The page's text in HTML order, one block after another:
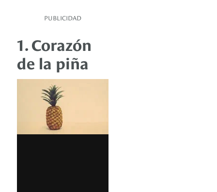
PUBLICIDAD
1. Corazón
de la piña